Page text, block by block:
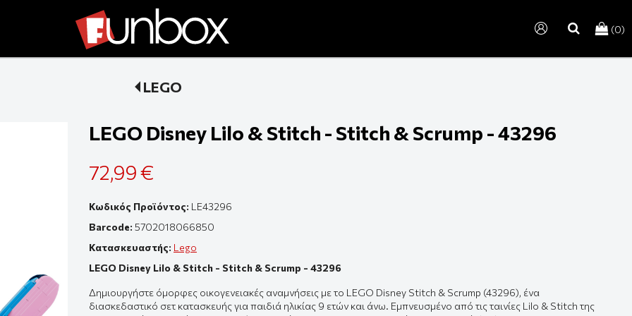
(0)
search
LEGO
LEGO Disney Lilo & Stitch - Stitch & Scrump - 43296
72,99 €
Κωδικός Προϊόντος: LE43296
Barcode: 5702018066850
Κατασκευαστής: Lego
LEGO Disney Lilo & Stitch - Stitch & Scrump - 43296
Δημιουργήστε όμορφες οικογενειακές αναμνήσεις με το LEGO Disney Stitch & Scrump (43296), ένα
διασκεδαστικό σετ κατασκευής για παιδιά ηλικίας 9 ετών και άνω. Εμπνευσμένο από τις ταινίες Lilo & Stitch της